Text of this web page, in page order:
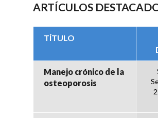
ARTÍCULOS
TÍTULO
Manejo crónico de la
osteoporosis